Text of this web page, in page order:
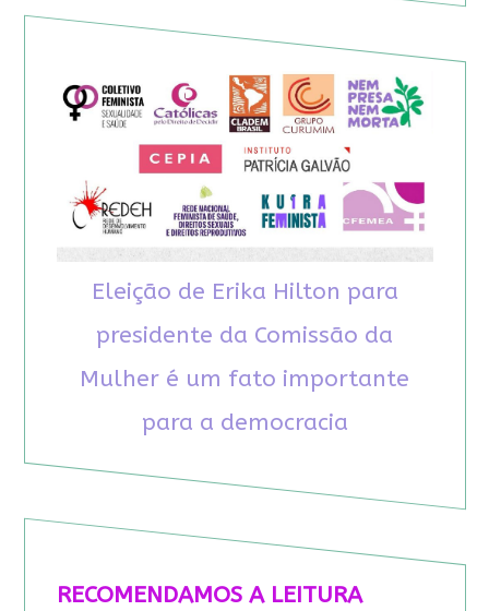
Eleição de Erika Hilton para
presidente da Comissão da
Mulher é um fato importante
para a democracia
RECOMENDAMOS A LEITURA